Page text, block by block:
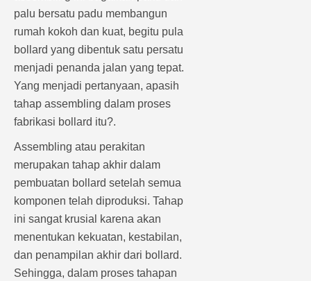
palu bersatu padu membangun
rumah kokoh dan kuat, begitu pula
bollard yang dibentuk satu persatu
menjadi penanda jalan yang tepat.
Yang menjadi pertanyaan, apasih
tahap assembling dalam proses
fabrikasi bollard itu?.
Assembling atau perakitan
merupakan tahap akhir dalam
pembuatan bollard setelah semua
komponen telah diproduksi. Tahap
ini sangat krusial karena akan
menentukan kekuatan, kestabilan,
dan penampilan akhir dari bollard.
Sehingga, dalam proses tahapan